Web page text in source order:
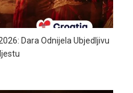
Dara Odnijela Ubjedljivu